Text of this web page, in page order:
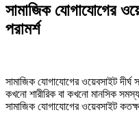
সামাজিক যোগাযোগের
পরামর্শ
সামাজিক যোগাযোগের ওয়েবসাইট দীর্ঘ
কখনো শারীরিক বা কখনো মানসিক
সামাজিক যোগাযোগের ওয়েবসাইট